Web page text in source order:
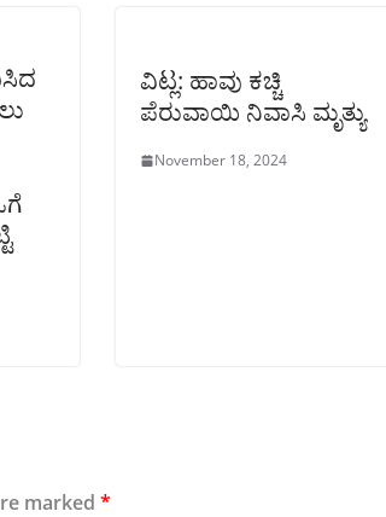
ವಿಟ್ಲ: ಹಾವು ಕಚ್ಚಿ
ಪೆರುವಾಯಿ ನಿವಾಸಿ ಮೃತ್ಯು
November 18, 2024
marked *